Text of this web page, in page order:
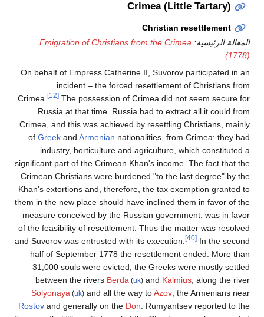
Crimea (Little Tartary)
Christian resettlement
المقالة الرئيسية: Emigration of Christians from the Crimea
(1778)
On behalf of Empress Catherine II, Suvorov participated in an
incident – the forced resettlement of Christians from
Crimea.
[12] The possession of Crimea did not seem secure for
Russia at that time. Russia had to extract all it could from
Crimea, and this was achieved by resettling Christians, mainly
of Greek and Armenian nationalities, from Crimea: they had
industry, horticulture and agriculture, which constituted a
significant part of the Crimean Khan's income. The fact that the
Crimean Christians were burdened "to the last degree" by the
Khan's extortions and, therefore, the tax exemption granted to
them in the new place should have inclined them in favor of the
measure conceived by the Russian government, was in favor
of the feasibility of resettlement. Thus the matter was resolved
and Suvorov was entrusted with its execution.
[40] In the second
half of September 1778 the resettlement ended. More than
31,000 souls were evicted; the Greeks were mostly settled
between the rivers Berda (uk) and Kalmius , along the river
Solyonaya (uk) and all the way toAzov; the Armenians near
Rostov and generally on the Don . Rumyantsev reported to the